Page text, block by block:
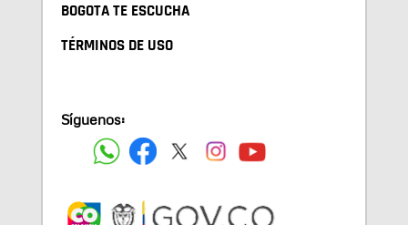
BOGOTA TE ESCUCHA
TÉRMINOS DE USO
Síguenos: